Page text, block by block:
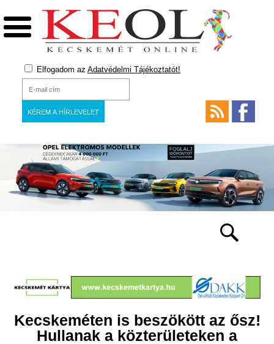
Elfogadom az Adatvédelmi Tájékoztatót!
Kecskeméten is beszökött az ősz!
Hullanak a közterületeken a